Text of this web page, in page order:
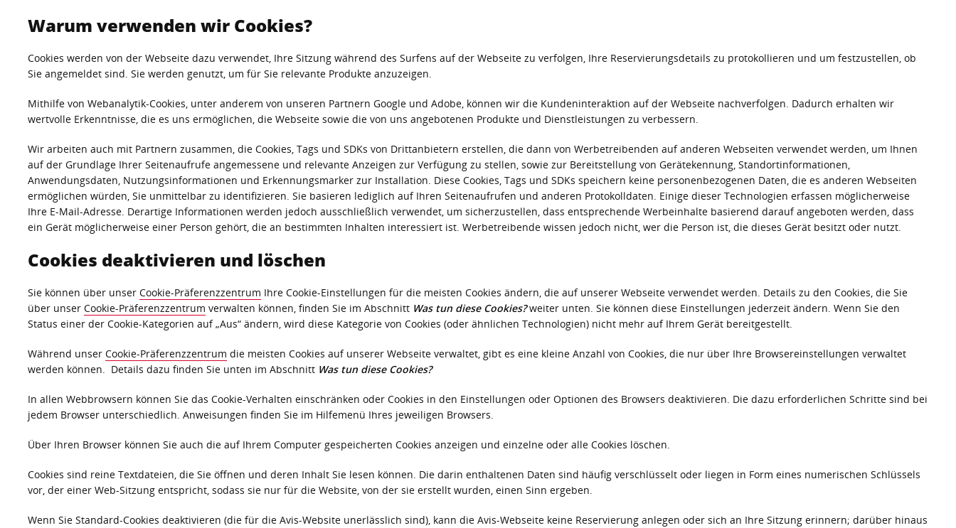
Warum verwenden wir Cookies?
Cookies werden von der Webseite dazu verwendet, Ihre Sitzung während des Surfens auf der Webseite zu verfolgen, Ihre Reservierungsdetails zu protokollieren und um festzustellen, ob
Sie angemeldet sind. Sie werden genutzt, um für Sie relevante Produkte anzuzeigen.
Mithilfe von Webanalytik-Cookies, unter anderem von unseren Partnern Google und Adobe, können wir die Kundeninteraktion auf der Webseite nachverfolgen. Dadurch erhalten wir
wertvolle Erkenntnisse, die es uns ermöglichen, die Webseite sowie die von uns angebotenen Produkte und Dienstleistungen zu verbessern.
Wir arbeiten auch mit Partnern zusammen, die Cookies, Tags und SDKs von Drittanbietern erstellen, die dann von Werbetreibenden auf anderen Webseiten verwendet werden, um Ihnen
auf der Grundlage Ihrer Seitenaufrufe angemessene und relevante Anzeigen zur Verfügung zu stellen, sowie zur Bereitstellung von Gerätekennung, Standortinformationen,
Anwendungsdaten, Nutzungsinformationen und Erkennungsmarker zur Installation. Diese Cookies, Tags und SDKs speichern keine personenbezogenen Daten, die es anderen Webseiten
ermöglichen würden, Sie unmittelbar zu identifizieren. Sie basieren lediglich auf Ihren Seitenaufrufen und anderen Protokolldaten. Einige dieser Technologien erfassen möglicherweise
Ihre E-Mail-Adresse. Derartige Informationen werden jedoch ausschließlich verwendet, um sicherzustellen, dass entsprechende Werbeinhalte basierend darauf angeboten werden, dass
ein Gerät möglicherweise einer Person gehört, die an bestimmten Inhalten interessiert ist. Werbetreibende wissen jedoch nicht, wer die Person ist, die dieses Gerät besitzt oder nutzt.
Cookies deaktivieren und löschen
Sie können über unser Cookie-Präferenzzentrum Ihre Cookie-Einstellungen für die meisten Cookies ändern, die auf unserer Webseite verwendet werden. Details zu den Cookies, die Sie
über unser Cookie-Präferenzzentrum verwalten können, finden Sie im Abschnitt Was tun diese Cookies?weiter unten. Sie können diese Einstellungen jederzeit ändern. Wenn Sie den
Status einer der Cookie-Kategorien auf „Aus“ ändern, wird diese Kategorie von Cookies (oder ähnlichen Technologien) nicht mehr auf Ihrem Gerät bereitgestellt.
Während unser Cookie-Präferenzzentrum die meisten Cookies auf unserer Webseite verwaltet, gibt es eine kleine Anzahl von Cookies, die nur über Ihre Browsereinstellungen verwaltet
werden können. Details dazu finden Sie unten im Abschnitt Was tun diese Cookies?
In allen Webbrowsern können Sie das Cookie-Verhalten einschränken oder Cookies in den Einstellungen oder Optionen des Browsers deaktivieren. Die dazu erforderlichen Schritte sind bei
jedem Browser unterschiedlich. Anweisungen finden Sie im Hilfemenü Ihres jeweiligen Browsers.
Über Ihren Browser können Sie auch die auf Ihrem Computer gespeicherten Cookies anzeigen und einzelne oder alle Cookies löschen.
Cookies sind reine Textdateien, die Sie öffnen und deren Inhalt Sie lesen können. Die darin enthaltenen Daten sind häufig verschlüsselt oder liegen in Form eines numerischen Schlüssels
vor, der einer Web-Sitzung entspricht, sodass sie nur für die Website, von der sie erstellt wurden, einen Sinn ergeben.
Wenn Sie Standard-Cookies deaktivieren (die für die Avis-Website unerlässlich sind), kann die Avis-Webseite keine Reservierung anlegen oder sich an Ihre Sitzung erinnern; darüber hinaus